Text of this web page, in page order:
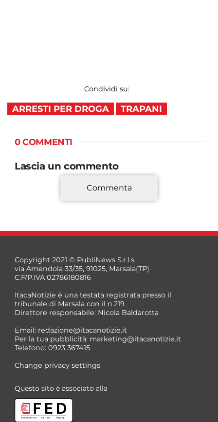
Condividi su:
ARRESTI PER DROGA TRAPANI
0 COMMENTI
Lascia un commento
*
*
Commenta
Copyright 2021 © PubliNews S.r.l.s.
via Amendola 33/35, 91025, Marsala(TP)
C.F/P.IVA 02786180816
ItacaNotizie è una testata registrata presso il
tribunale di Marsala con il n.219
Direttore responsabile: Nicola Baldarotta
Email: redazione@itacanotizie.it
Per la tua pubblicità: marketing@itacanotizie.it
Telefono: 0923 367415
Change privacy settings
Questo sito è associato alla